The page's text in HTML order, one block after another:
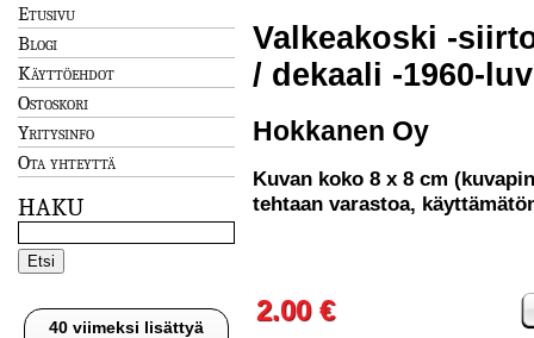
Etusivu
Blogi
Käyttöehdot
Ostoskori
Yritysinfo
Ota yhteyttä
HAKU
40 viimeksi lisättyä
Valkeakoski -
/ dekaali -1960-
Hokkanen Oy
Kuvan koko 8 x 8 cm
tehtaan varastoa,
2.00 €